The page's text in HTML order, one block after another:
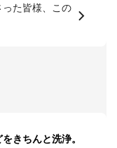
た皆様、この
きちんと洗浄。